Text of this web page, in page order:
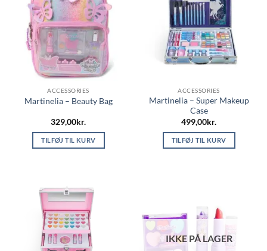
ACCESSORIES
Martinelia – Beauty Bag
329,00kr.
TILFØJ TIL KURV
ACCESSORIES
Martinelia – Super Makeup
Case
499,00kr.
TILFØJ TIL KURV
IKKE PÅ LAGER